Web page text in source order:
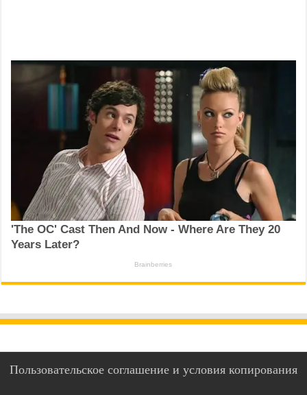
Пользовательское соглашение и условия копирования